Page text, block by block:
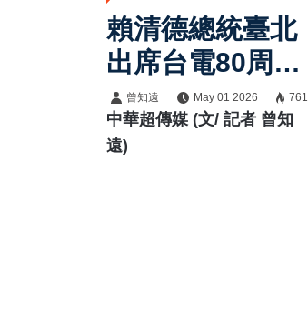
賴清德總統臺北
出席台電80周年
慶祝會 談二次
能源轉型與電網
韌性布局
曾知遠 May 01 2026 761
中華超傳媒 (文/ 記者 曾知
遠)